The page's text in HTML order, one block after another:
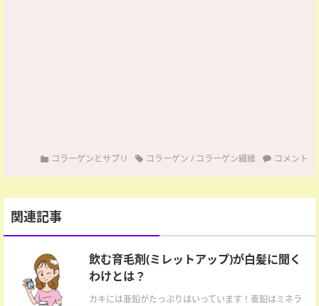
コラーゲンとサプリ コラーゲン / コラーゲン繊維 コメント
関連記事
飲む育毛剤(ミレットアップ)が白髪に聞く
わけとは？
カキには亜鉛がたっぷりはいっています！亜鉛はミネラ